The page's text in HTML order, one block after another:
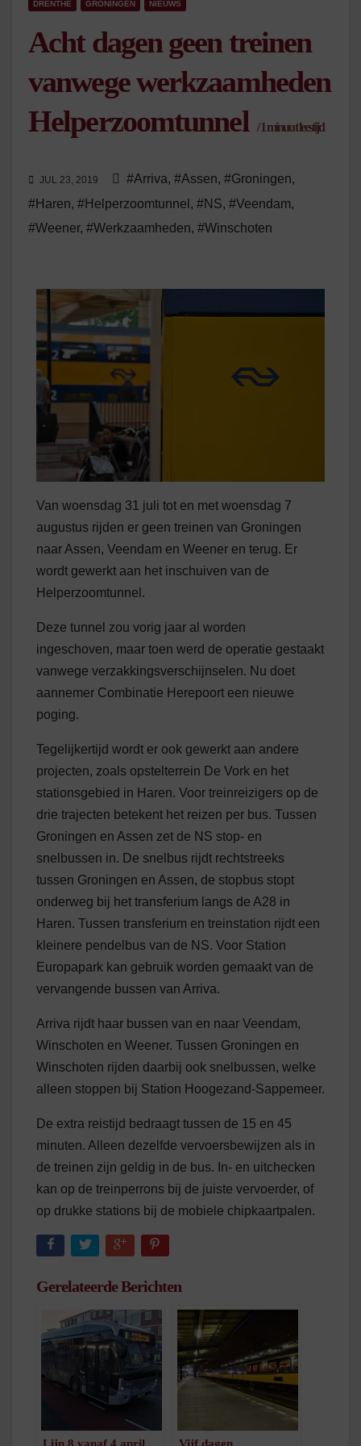
DRENTHE GRONINGEN NIEUWS
Acht dagen geen treinen
vanwege werkzaamheden
Helperzoomtunnel
/1 minuut leestijd
JUL 23, 2019 #Arriva, #Assen, #Groningen,
#Haren, #Helperzoomtunnel , #NS, #Veendam,
#Weener, #Werkzaamheden, #Winschoten
Van woensdag 31 juli tot en met woensdag 7
augustus rijden er geen treinen van Groningen
naar Assen, Veendam en Weener en terug. Er
wordt gewerkt aan het inschuiven van de
Helperzoomtunnel.
Deze tunnel zou vorig jaar al worden
ingeschoven, maar toen werd de operatie gestaakt
vanwege verzakkingsverschijnselen. Nu doet
aannemer Combinatie Herepoort een nieuwe
poging.
Tegelijkertijd wordt er ook gewerkt aan andere
projecten, zoals opstelterrein De Vork en het
stationsgebied in Haren. Voor treinreizigers op de
drie trajecten betekent het reizen per bus. Tussen
Groningen en Assen zet de NS stop- en
snelbussen in. De snelbus rijdt rechtstreeks
tussen Groningen en Assen, de stopbus stopt
onderweg bij het transferium langs de A28 in
Haren. Tussen transferium en treinstation rijdt een
kleinere pendelbus van de NS. Voor Station
Europapark kan gebruik worden gemaakt van de
vervangende bussen van Arriva.
Arriva rijdt haar bussen van en naar Veendam,
Winschoten en Weener. Tussen Groningen en
Winschoten rijden daarbij ook snelbussen, welke
alleen stoppen bij Station Hoogezand-Sappemeer.
De extra reistijd bedraagt tussen de 15 en 45
minuten. Alleen dezelfde vervoersbewijzen als in
de treinen zijn geldig in de bus. In- en uitchecken
kan op de treinperrons bij de juiste vervoerder, of
op drukke stations bij de mobiele chipkaartpalen.
Gerelateerde Berichten